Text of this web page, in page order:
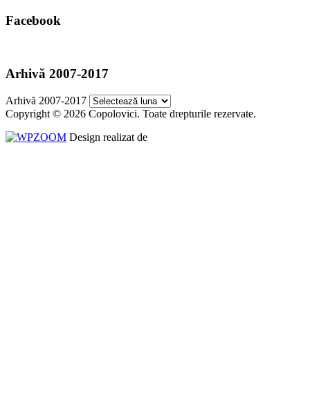
Facebook
Arhivă 2007-2017
Arhivă 2007-2017
Copyright © 2026 Copolovici. Toate drepturile rezervate.
Design realizat de